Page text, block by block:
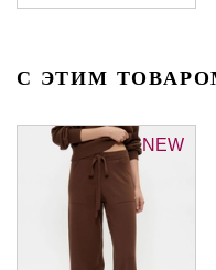
С ЭТИМ
NEW